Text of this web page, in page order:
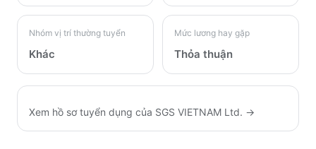
Nhóm vị trí thường tuyển
Khác
Mức lương hay gặp
Thỏa thuận
Xem hồ sơ tuyển dụng của SGS VIETNAM Ltd. →